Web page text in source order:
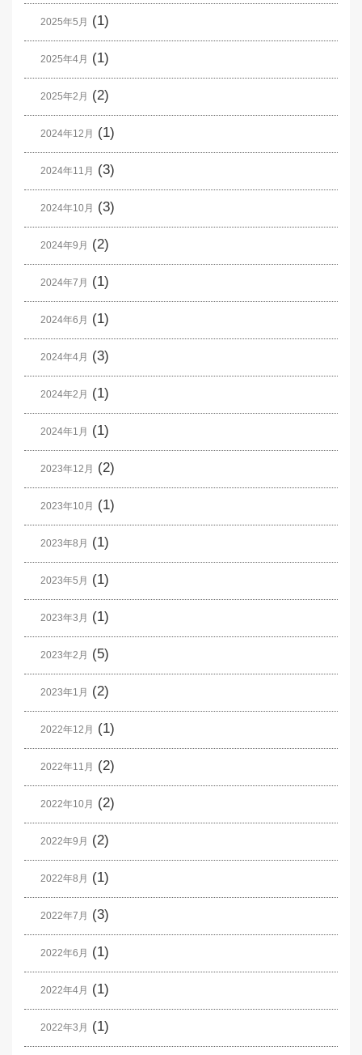
2025年5月 (1)
2025年4月 (1)
2025年2月 (2)
2024年12月 (1)
2024年11月 (3)
2024年10月 (3)
2024年9月 (2)
2024年7月 (1)
2024年6月 (1)
2024年4月 (3)
2024年2月 (1)
2024年1月 (1)
2023年12月 (2)
2023年10月 (1)
2023年8月 (1)
2023年5月 (1)
2023年3月 (1)
2023年2月 (5)
2023年1月 (2)
2022年12月 (1)
2022年11月 (2)
2022年10月 (2)
2022年9月 (2)
2022年8月 (1)
2022年7月 (3)
2022年6月 (1)
2022年4月 (1)
2022年3月 (1)